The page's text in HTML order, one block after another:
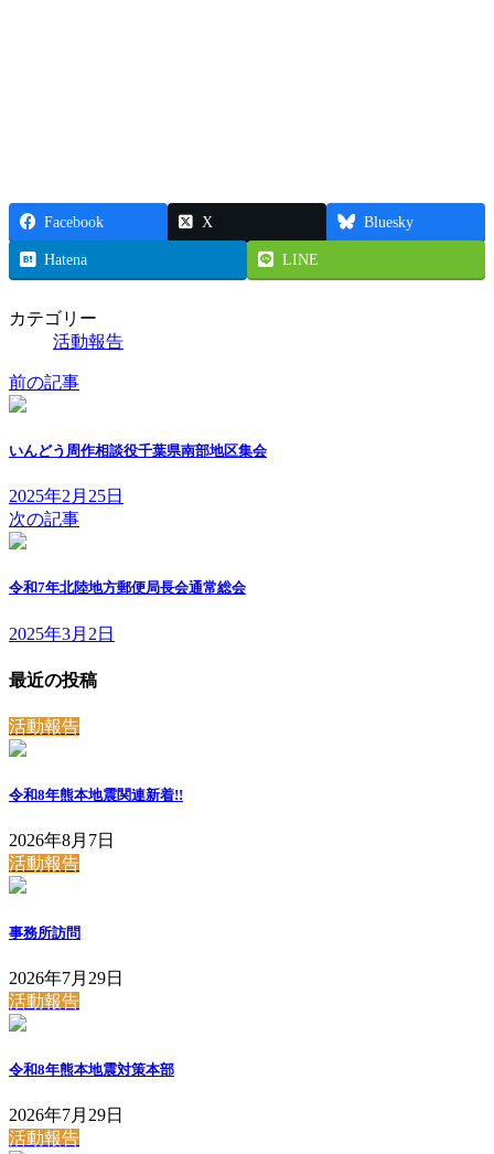
Facebook X Bluesky
Hatena LINE
カテゴリー
活動報告
前の記事
いんどう周作相談役千葉県南部地区集会
2025年2月25日
次の記事
令和7年北陸地方郵便局長会通常総会
2025年3月2日
最近の投稿
活動報告
令和8年熊本地震関連新着!!
2026年8月7日
活動報告
事務所訪問
2026年7月29日
活動報告
令和8年熊本地震対策本部
2026年7月29日
活動報告